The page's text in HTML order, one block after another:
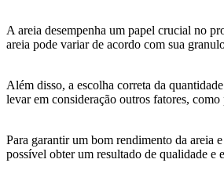
A areia desempenha um papel crucial no
areia pode variar de acordo com sua
Além disso, a escolha correta da
levar em consideração outros fatores,
Para garantir um bom rendimento da areia
possível obter um resultado de qualidade e